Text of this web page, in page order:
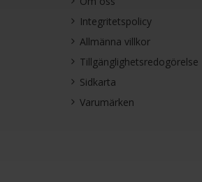
Integritetspolicy
Allmänna villkor
Tillgänglighetsredogörelse
Sidkarta
Varumärken